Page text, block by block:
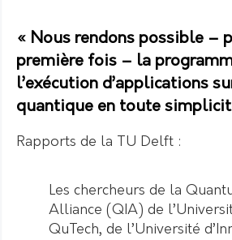
« Nous rendons possible –
première fois – la
l’exécution d’applications
quantique en toute
Rapports de la TU Delft :
Les chercheurs de la
Alliance (QIA) de
QuTech, de l’Université